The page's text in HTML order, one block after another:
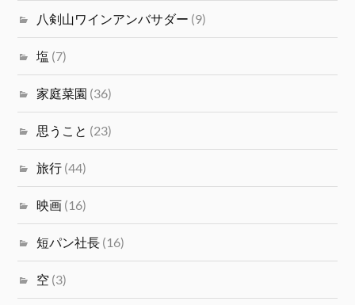
八剣山ワインアンバサダー (9)
塩 (7)
家庭菜園 (36)
思うこと (23)
旅行 (44)
映画 (16)
短パン社長 (16)
空 (3)